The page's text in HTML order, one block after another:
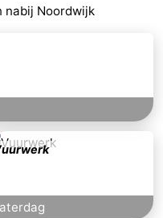
nabij Noordwijk